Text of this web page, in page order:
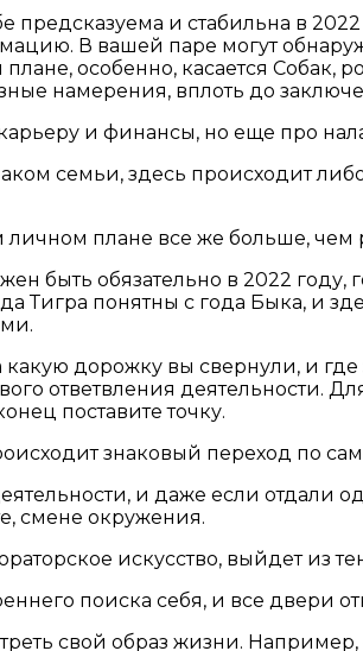
предсказуема и стабильна в
В вашей паре могут
особенно, касается Собак,
намерения, вплоть до
и финансы, но еще про
семьи, здесь происходит
плане все же больше, чем
быть обязательно в 2022
Тигра понятны с года Быка, и
какую дорожку вы свернули, и
ответвления деятельности.
поставите точку.
знаковый переход по
и даже если отдали
смене окружения.
искусство, выйдет из
поиска себя, и все двери
свой образ жизни.